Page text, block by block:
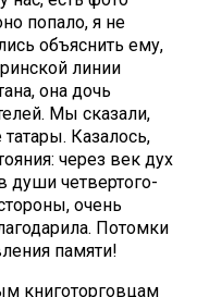
попало, я не
объяснить ему,
линии
она дочь
Мы сказали,
Казалось,
через век дух
души четвертого-
очень
Потомки
памяти!
книготорговцам